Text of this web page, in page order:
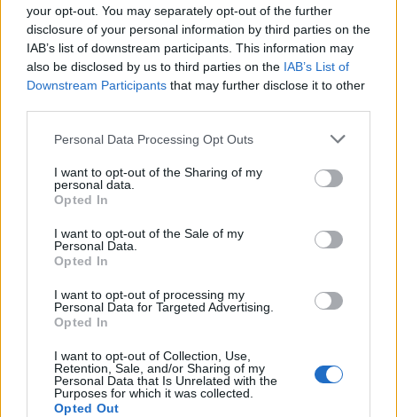
your opt-out. You may separately opt-out of the further
disclosure of your personal information by third parties on the
IAB’s list of downstream participants. This information may
also be disclosed by us to third parties on the IAB’s List of
Downstream Participants that may further disclose it to other
Please note that this website/app uses one or more Google
not limited to your visit or usage behaviour. You may click to
grant or deny consent to Google and its third-party tags to
use your data for below specified purposes in below Google
consent section.
Personal Data Processing Opt Outs
I want to opt-out of the Sharing of my
personal data.
Opted In
I want to opt-out of the Sale of my
Personal Data.
Opted In
I want to opt-out of processing my
Personal Data for Targeted Advertising.
Opted In
I want to opt-out of Collection, Use,
Retention, Sale, and/or Sharing of my
Personal Data that Is Unrelated with the
Purposes for which it was collected.
Opted Out
Continua a leggere
NEWS